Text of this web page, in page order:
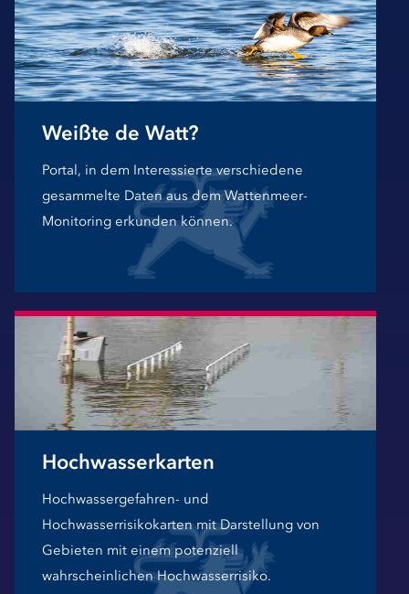
Weißte de Watt?
Portal, in dem Interessierte verschiedene
gesammelte Daten aus dem Wattenmeer-
Monitoring erkunden können.
Hochwasserkarten
Hochwassergefahren- und
Hochwasserrisikokarten mit Darstellung von
Gebieten mit einem potenziell
wahrscheinlichen Hochwasserrisiko.